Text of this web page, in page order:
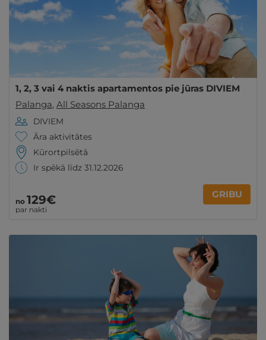
1, 2, 3 vai 4 naktis apartamentos pie jūras DIVIEM
Palanga, All Seasons Palanga
DIVIEM
Āra aktivitātes
Kūrortpilsētā
Ir spēkā līdz 31.12.2026
no 129€
par nakti
GRIBU